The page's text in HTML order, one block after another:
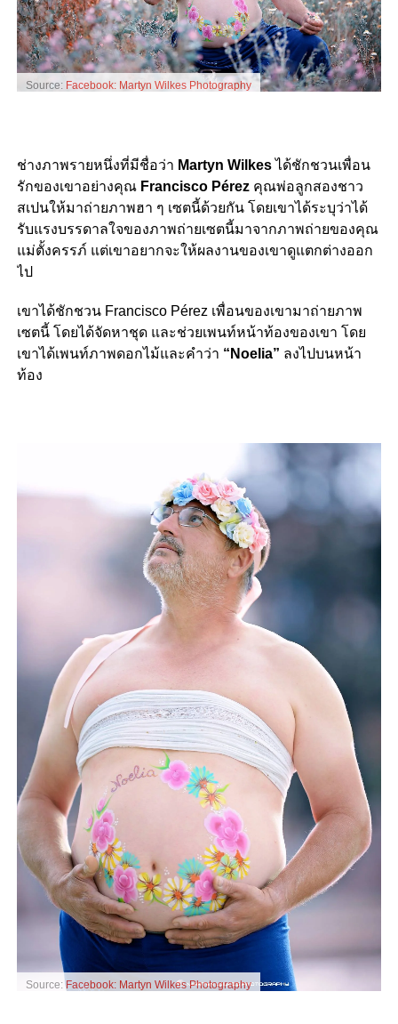
Source: Facebook: Martyn Wilkes Photography
ช่างภาพรายหนึ่งที่มีชื่อว่า Martyn Wilkesได้ชักชวนเพื่อน
รักของเขาอย่างคุณ Francisco Pérez คุณพ่อลูกสองชาว
สเปนให้มาถ่ายภาพฮา ๆ เซตนี้ด้วยกัน โดยเขาได้ระบุว่าได้
รับแรงบรรดาลใจของภาพถ่ายเซตนี้มาจากภาพถ่ายของคุณ
แม่ตั้งครรภ์ แต่เขาอยากจะให้ผลงานของเขาดูแตกต่างออก
ไป
เขาได้ชักชวน Francisco Pérez เพื่อนของเขามาถ่ายภาพ
เซตนี้ โดยได้จัดหาชุด และช่วยเพนท์หน้าท้องของเขา โดย
เขาได้เพนท์ภาพดอกไม้และคำว่า “Noelia” ลงไปบนหน้า
ท้อง
Source:Facebook: Martyn Wilkes Photography